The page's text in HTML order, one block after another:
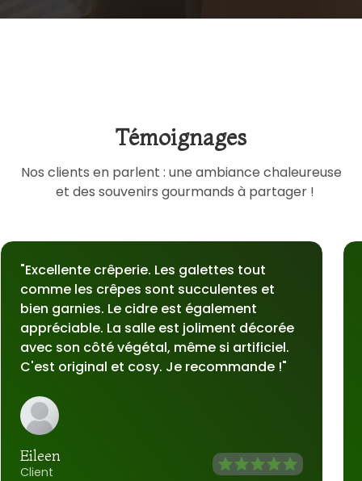
Témoignages
Nos clients en parlent : une ambiance chaleureuse
et des souvenirs gourmands à partager !
"Excellente crêperie. Les galettes tout
comme les crêpes sont succulentes et
bien garnies. Le cidre est également
appréciable. La salle est joliment décorée
avec son côté végétal, même si artificiel.
C'est original et cosy. Je recommande !"
Eileen
Client